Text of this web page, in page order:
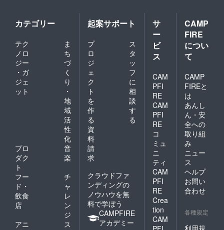
だけま
す。 よ
ろしく
お願い
いたし
ます。
惑メー
ルフォ
ルダの
確認、
または
アドレ
スでご
連絡く
ださ
い。 ※
キャン
セルに
よるご
返金は
できま
せん。
あらか
じめご
了承く
ださ
い。 よ
お願い
ます。
い。 ※
上乗せ
のご支
援も大
歓迎で
カテゴリー
テク
ノロ
ジー
・ガ
ジェ
ット
ま
ち
づ
く
り
・
地
域
活
性
化
プロ
ダク
ト
音
楽
フー
ド・
飲食
店
チ
ャ
レ
ン
ジ
アニ
ス
起案サポート
プ
ロ
ジ
ェ
ク
ト
を
作
る
ス
タ
ッ
フ
に
相
談
す
る
資
料
請
求
クラウドファ
ンディングの
ノウハウを無
料で学ぼう
CAMPFIRE
アカデミー
サ
ー
ビ
ス
CAM
PFI
RE
CAM
PFI
RE
コ
ミュ
ニ
ティ
CAM
PFI
RE
Crea
tion
CAM
CAMP
FIRE
につい
て
CAMP
FIREと
は
あんし
ん・安
全への
取り組
み
ニュー
ス
ヘルプ
お問い
合わせ
各種規定
利用規